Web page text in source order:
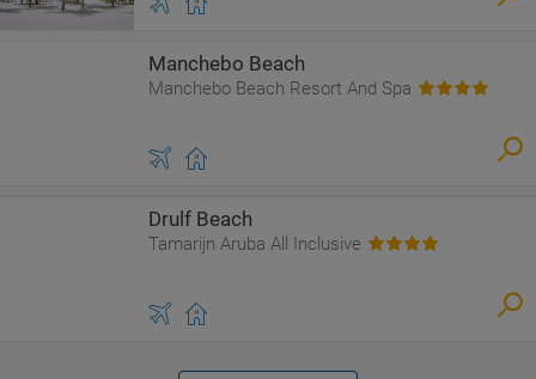
Manchebo Beach
Manchebo Beach Resort And Spa
Drulf Beach
Tamarijn Aruba All Inclusive